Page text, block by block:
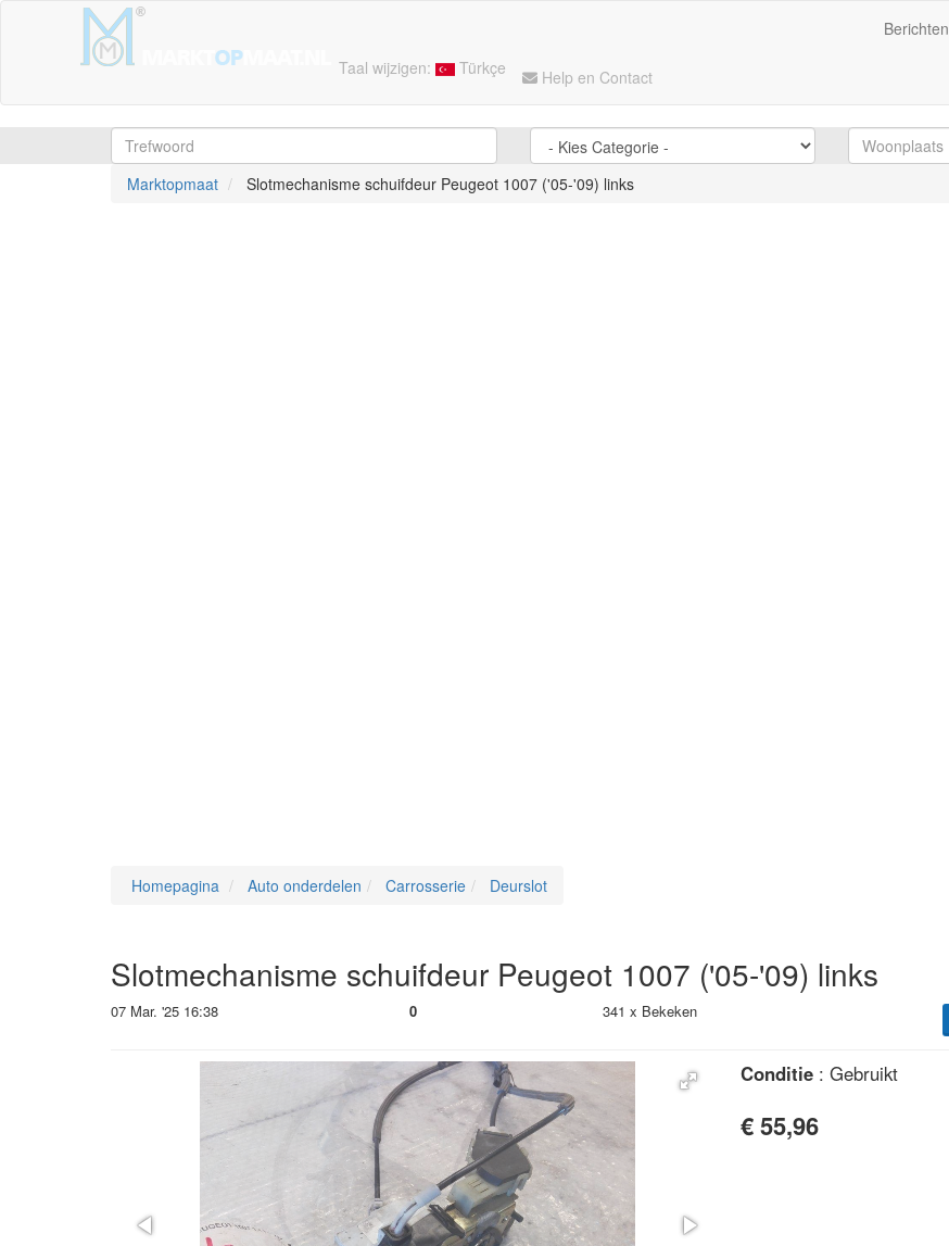
Taal wijzigen: Türkçe Help en Contact
Berichten
Marktopmaat
Slotmechanisme schuifdeur Peugeot 1007 ('05-'09) links
Homepagina Auto onderdelen Carrosserie Deurslot
Slotmechanisme schuifdeur Peugeot 1007 ('05-'09) links
07 Mar. '25 16:38 0 341 x Bekeken
Conditie: Gebruikt
€ 55,96